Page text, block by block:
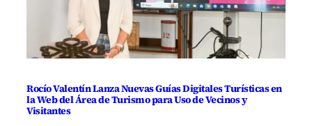
Rocío Valentín Lanza Nuevas Guías Digitales Turísticas en
la Web del Área de Turismo para Uso de Vecinos y
Visitantes